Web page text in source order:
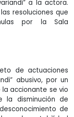
a la actora.
resoluciones que
por la Sala
de actuaciones
abusivo, por un
accionante se vio
disminución de
de